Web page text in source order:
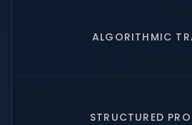
ALGORITHMIC
STRUCTURED